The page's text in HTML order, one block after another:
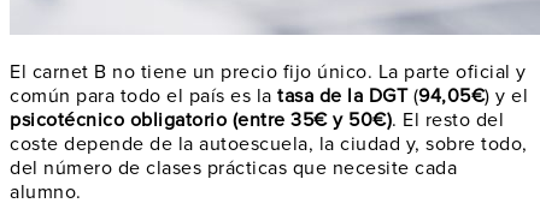
El carnet B no tiene un precio fijo único. La parte oficial y
común para todo el país es la tasa de la DGT(94,05€) y el
psicotécnico obligatorio (entre 35€ y 50€). El resto del
coste depende de la autoescuela, la ciudad y, sobre todo,
del número de clases prácticas que necesite cada
alumno.